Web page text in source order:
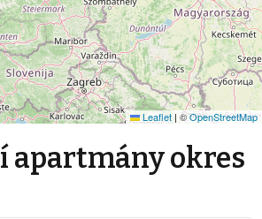
Leaflet | ©OpenStreetMap
apartmány okres